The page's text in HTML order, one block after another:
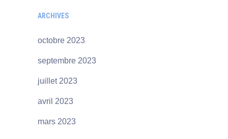
ARCHIVES
octobre 2023
septembre 2023
juillet 2023
avril 2023
mars 2023